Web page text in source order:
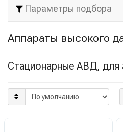
Параметры подбора
Аппараты высокого
Стационарные АВД, для